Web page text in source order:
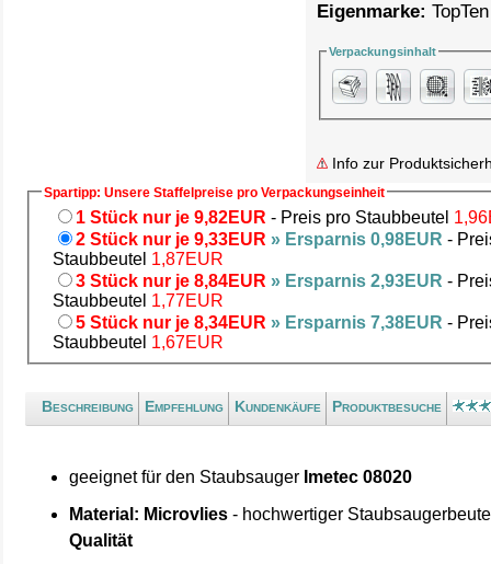
Eigenmarke: TopTen
Verpackungsinhalt
Info zur
Spartipp: Unsere Staffelpreise pro Verpackungseinheit
1 Stück nur je 9,82EUR - Preis pro Staubbeutel
2 Stück nur je 9,33EUR » Ersparnis 0,98EUR -
Staubbeutel 1,87EUR
3 Stück nur je 8,84EUR » Ersparnis 2,93EUR -
Staubbeutel 1,77EUR
5 Stück nur je 8,34EUR » Ersparnis 7,38EUR -
Staubbeutel 1,67EUR
Beschreibung Empfehlung Kundenkäufe Produktbesuche
geeignet für den Staubsauger Imetec 08020
Material: Microvlies - hochwertiger
Qualität